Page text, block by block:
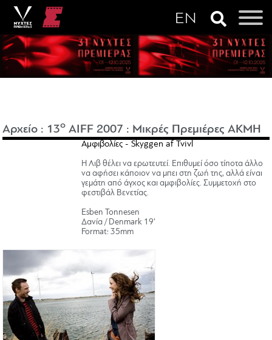
Αρχείο : 13o AIFF 2007 : Μικρές Πρεμιέρες ΑΚΜΗ
Αμφιβολίες - Skyggen af Tvivl
Η Λιβ θέλει να ερωτευτεί. Επιθυμεί όσο τίποτα άλλο
να αφήσει κάποιον να μπει στη ζωή της, αλλά είναι
γεμάτη από άγχος και αμφιβολίες. Συμμετοχή στο
φεστιβάλ Βενετίας.
Esben Tonnesen
Δανία / Denmark 19’
Format: 35mm